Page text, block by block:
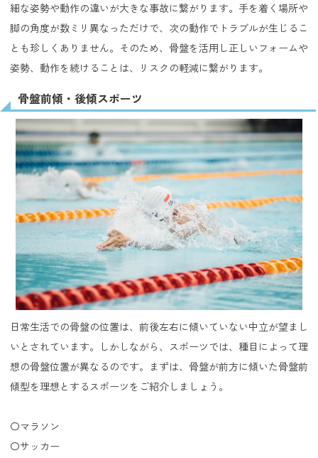
細な姿勢や動作の違いが大きな事故に繋がります。手を着く場所や
脚の角度が数ミリ異なっただけで、次の動作でトラブルが生じるこ
とも珍しくありません。そのため、骨盤を活用し正しいフォームや
姿勢、動作を続けることは、リスクの軽減に繋がります。
骨盤前傾・後傾スポーツ
日常生活での骨盤の位置は、前後左右に傾いていない中立が望まし
いとされています。しかしながら、スポーツでは、種目によって理
想の骨盤位置が異なるのです。まずは、骨盤が前方に傾いた骨盤前
傾型を理想とするスポーツをご紹介しましょう。
〇マラソン
〇サッカー